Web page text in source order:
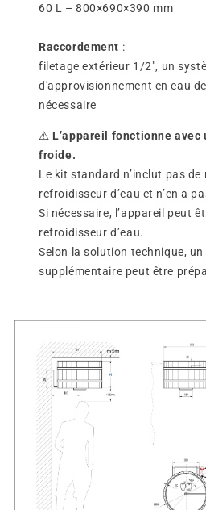
60 L – 800×690×390 mm
Raccordement :
filetage extérieur 1/2", un
d'approvisionnement en eau
nécessaire
⚠️ L’appareil fonctionne avec
froide.
Le kit standard n’inclut pas
refroidisseur d’eau et n’en a
Si nécessaire, l’appareil peut
refroidisseur d’eau.
Selon la solution technique, un
supplémentaire peut être